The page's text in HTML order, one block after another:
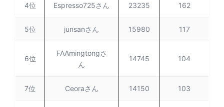
4位 Espresso725さん 23235 162
5位 junsanさん 15980 117
6位
FAAmingtongさ
ん
14745 104
7位 Ceoraさん 14150 103